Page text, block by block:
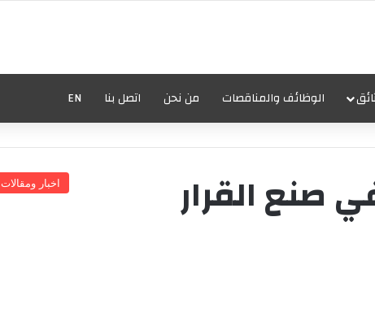
الوظائف والمناقصات من نحن اتصل بنا EN
اخبار ومقالات صنع القرار